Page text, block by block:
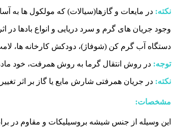
نکته: در مایعات و گازها(سیالات) که مولکول ها به
وجود جریان های گرم و سرد دریایی و انواع بادها در
دستگاه آب گرم کن (شوفاژ)، دودکش کارخانه ها،
توجه: در روش انتقال گرما به روش همرفت، خود
نکته: در جریان همرفتی شارش مایع یا گاز بر اثر
مشخصات:
این وسیله از جنس شیشه بروسیلیکات و مقاوم در